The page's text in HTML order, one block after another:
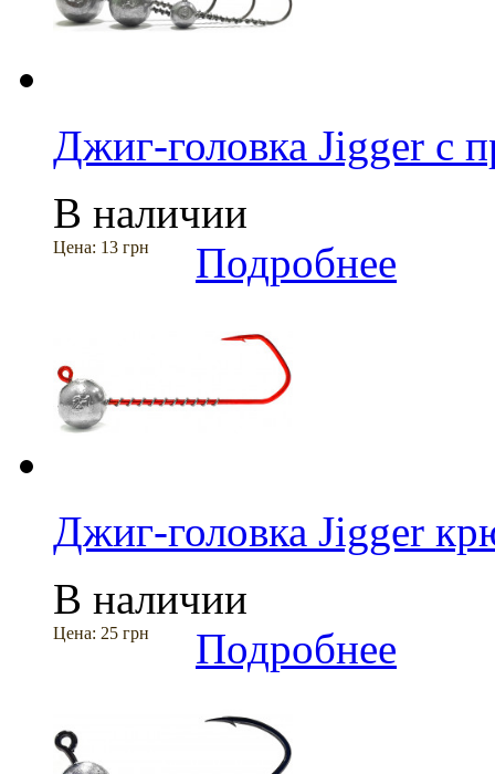
Джиг-головка Jigger с
В наличии
Цена: 13 грн Подробнее
Джиг-головка Jigger
В наличии
Цена: 25 грн Подробнее